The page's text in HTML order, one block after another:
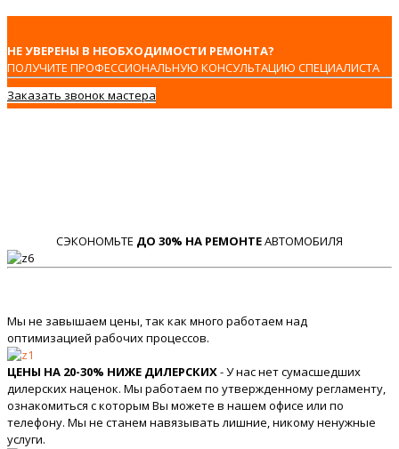
НЕ УВЕРЕНЫ В НЕОБХОДИМОСТИ РЕМОНТА?
ПОЛУЧИТЕ ПРОФЕССИОНАЛЬНУЮ КОНСУЛЬТАЦИЮ СПЕЦИАЛИСТА
Заказать звонок мастера
СЭКОНОМЬТЕ ДО 30% НА РЕМОНТЕАВТОМОБИЛЯ
Мы не завышаем цены, так как много работаем над
оптимизацией рабочих процессов.
ЦЕНЫ НА 20-30% НИЖЕ ДИЛЕРСКИХ- У нас нет сумасшедших
дилерских наценок. Мы работаем по утвержденному регламенту,
ознакомиться с которым Вы можете в нашем офисе или по
телефону. Мы не станем навязывать лишние, никому ненужные
услуги.